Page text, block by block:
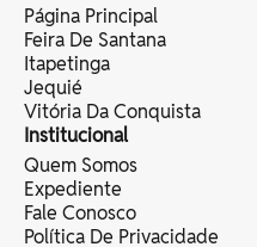
Página Principal
Feira De Santana
Itapetinga
Jequié
Vitória Da Conquista
Institucional
Quem Somos
Expediente
Fale Conosco
Política De Privacidade